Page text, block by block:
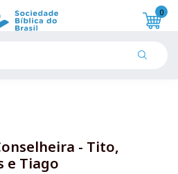
0
- Tito,
e Tiago